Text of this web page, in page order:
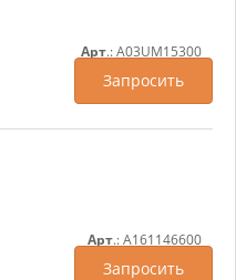
Арт.: A03UM15300
Запросить
Арт.: A161146600
Запросить